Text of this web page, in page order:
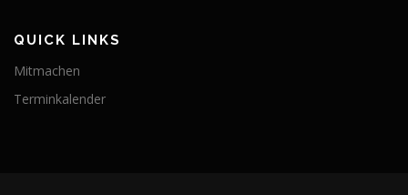
QUICK LINKS
Mitmachen
Terminkalender